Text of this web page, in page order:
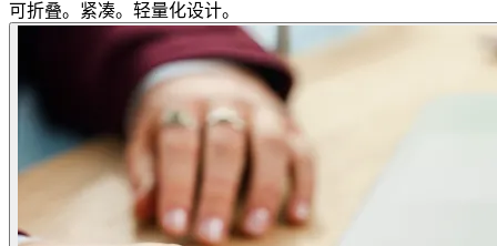
可折叠。紧凑。轻量化设计。